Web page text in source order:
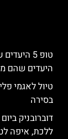
טופ 5
היעדים שהם
טיול לאגמי
בסירה
דוברובניק
ללכת, איפה